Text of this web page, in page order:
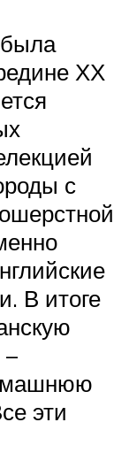
была
ХХ
с
В итоге
–
эти